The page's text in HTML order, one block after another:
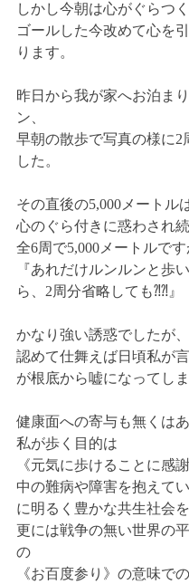
しかし今朝は心がぐらつ
ゴールした今改めて心を
ります。
昨日から我が家へお泊ま
ン、
早朝の散歩で写真の様に2
した。
その直後の5,000メートル
心のぐら付きに惑わされ続
全6周で5,000メートルです
『あれだけルンルンと歩
ら、2周分省略しても⁈⁈』
かなり強い誘惑でしたが
認めて仕舞えば日頃私が
が根底から嘘になってしま
健康面への寄与も無くは
私が歩く目的は
《元気に歩けることに感
中の難病や障害を抱えて
に明るく豊かな共生社会を
更には戦争の無い世界の
の
《お百度参り》の意味で